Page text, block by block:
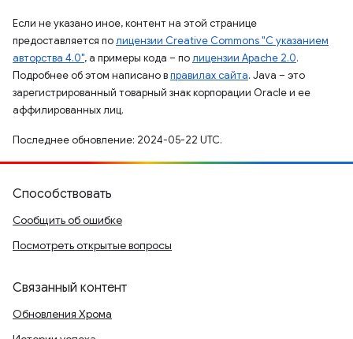
Если не указано иное, контент на этой странице
предоставляется полицензии Creative Commons "С указанием
авторства 4.0", а примеры кода – полицензии Apache 2.0.
Подробнее об этом написано вправилах сайта. Java – это
зарегистрированный товарный знак корпорации Oracle и ее
аффилированных лиц.
Последнее обновление: 2024-05-22 UTC.
Способствовать
Сообщить об ошибке
Посмотреть открытые вопросы
Связанный контент
Обновления Хрома